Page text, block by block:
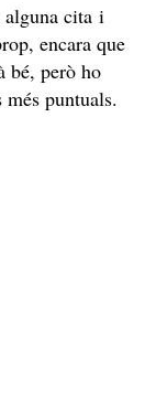
alguna cita i
encara que
bé, però ho
puntuals.